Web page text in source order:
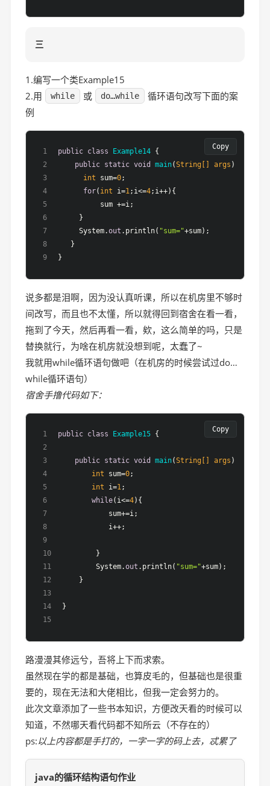
三
1.编写一个类Example15
2.用
while 或 do…while
循环语句改写下面的案
例
public class Example14 {
public static void main(String[] args )
int sum=0;
for( int i=1;i<=4;i++){
          sum +=i;
     }
     System.
out .println( "sum="+sum);
   }
}
Copy
说多都是泪啊，因为没认真听课，所以在机房里不够时
间改写，而且也不太懂，所以就得回到宿舍在看一看，
拖到了今天，然后再看一看，欸，这么简单的吗，只是
替换就行，为啥在机房就没想到呢，太蠢了~
我就用while循环语句做吧（在机房的时候尝试过do…
while循环语句）
宿舍手撸代码如下：
public class Example15 {
public static void main(String[] args )
int sum=0;
int i=1;
while(i<=4){
            sum+=i;
            i++;
        }
        System.
out .println( "sum="+sum);
    }
}
Copy
路漫漫其修远兮，吾将上下而求索。
虽然现在学的都是基础，也算皮毛的，但基础也是很重
要的，现在无法和大佬相比，但我一定会努力的。
此次文章添加了一些书本知识，方便改天看的时候可以
知道，不然哪天看代码都不知所云（不存在的）
ps:以上内容都是手打的，一字一字的码上去，忒累了
java的循环结构语句作业